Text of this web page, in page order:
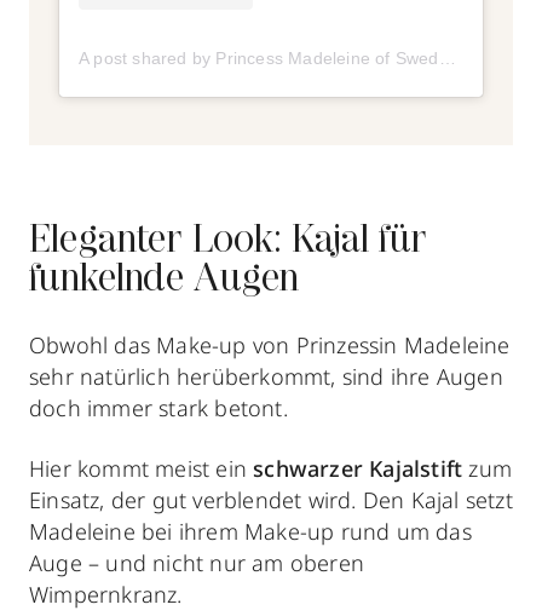
Eleganter Look: Kajal für
funkelnde Augen
Obwohl das Make-up von Prinzessin Madeleine
sehr natürlich herüberkommt, sind ihre Augen
doch immer stark betont.
Hier kommt meist ein schwarzer Kajalstift zum
Einsatz, der gut verblendet wird. Den Kajal setzt
Madeleine bei ihrem Make-up rund um das
Auge – und nicht nur am oberen
Wimpernkranz.